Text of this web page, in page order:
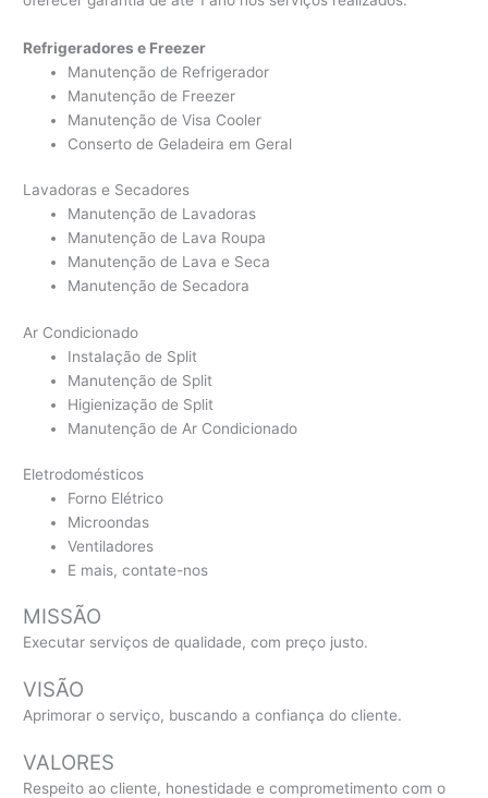
Refrigeradores e Freezer
Manutenção de Refrigerador
Manutenção de Freezer
Manutenção de Visa Cooler
Conserto de Geladeira em Geral
Lavadoras e Secadores
Manutenção de Lavadoras
Manutenção de Lava Roupa
Manutenção de Lava e Seca
Manutenção de Secadora
Ar Condicionado
Instalação de Split
Manutenção de Split
Higienização de Split
Manutenção de Ar Condicionado
Eletrodomésticos
Forno Elétrico
Microondas
Ventiladores
E mais, contate-nos
MISSÃO
Executar serviços de qualidade, com preço justo.
VISÃO
Aprimorar o serviço, buscando a confiança do cliente.
VALORES
Respeito ao cliente, honestidade e comprometimento com o